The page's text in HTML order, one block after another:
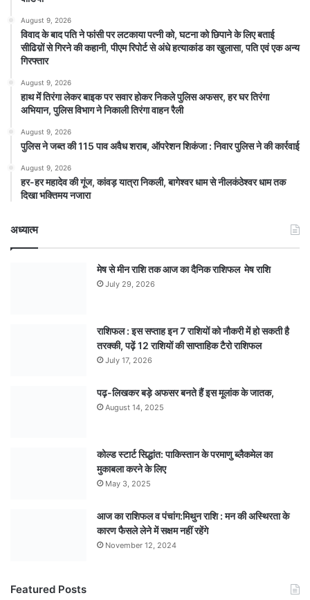
August 9, 2026
विवाद के बाद पति ने फांसी पर लटकाया पत्नी को, घटना को छिपाने के लिए बताई
सीढिय़ों से गिरने की कहानी, पीएम रिपोर्ट से अंधे हत्याकांड का खुलासा, पति एवं एक अन्य
गिरफ्तार
August 9, 2026
हाथ मेंं तिरंगा लेकर बाइक पर सवार होकर निकले पुलिस अफसर, हर घर तिरंगा
अभियान, पुलिस विभाग ने निकाली तिरंगा वाहन रैली
August 9, 2026
पुलिस ने जब्त की 115 पाव अवैध शराब, ऑपरेशन शिकंजा : निवार पुलिस ने की कार्रवाई
August 9, 2026
हर-हर महादेव की गूंज, कांवड़ यात्रा निकली, बागेश्वर धाम से नीलकंठेश्वर धाम तक
दिखा भक्तिमय नजारा
अध्यात्म
मेष से मीन राशि तक आज का दैनिक राशिफल मेष राशि
July 29, 2026
राशिफल : इस सप्ताह इन 7 राशियों को नौकरी में हो सकती है
तरक्की, पढ़ें 12 राशियों की साप्ताहिक टैरो राशिफल
July 17, 2026
पढ़-लिखकर बड़े अफसर बनते हैं इस मूलांक के जातक,
August 14, 2025
कोल्ड स्टार्ट सिद्धांत: पाकिस्तान के परमाणु ब्लैकमेल का
मुकाबला करने के लिए
May 3, 2025
आज का राशिफल व पंचांग:मिथुन राशि : मन की अस्थिरता के
कारण फैसले लेने में सक्षम नहीं रहेंगे
November 12, 2024
Featured Posts